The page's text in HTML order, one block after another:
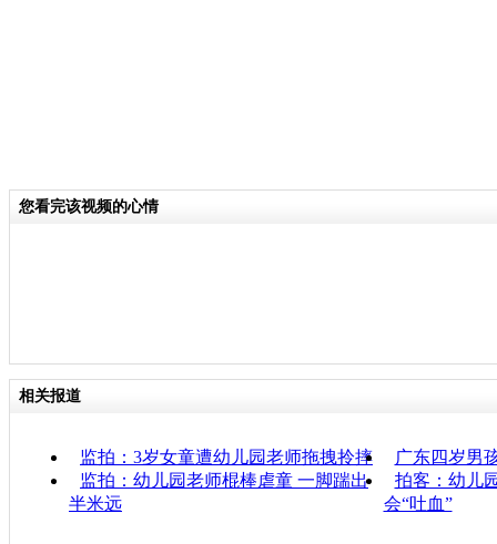
您看完该视频的心情
相关报道
监拍：3岁女童遭幼儿园老师拖拽拎摔
广东四岁男
监拍：幼儿园老师棍棒虐童 一脚踹出
半米远
拍客：幼儿
会“吐血”